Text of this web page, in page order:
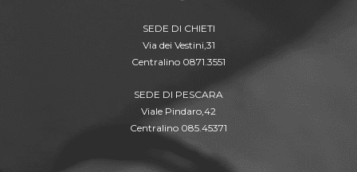
SEDE DI CHIETI
Via dei Vestini,31
Centralino 0871.3551
SEDE DI PESCARA
Viale Pindaro,42
Centralino 085.45371